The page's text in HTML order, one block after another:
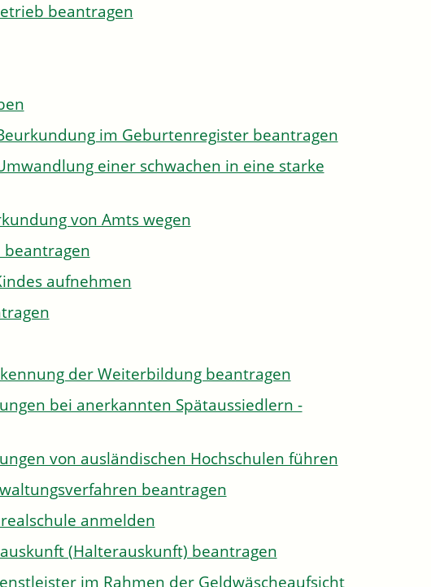
beantragen
im Geburtenregister beantragen
einer schwachen in eine starke
von Amts wegen
beantragen
aufnehmen
der Weiterbildung beantragen
bei anerkannten Spätaussiedlern -
von ausländischen Hochschulen führen
beantragen
anmelden
(Halterauskunft) beantragen
im Rahmen der Geldwäscheaufsicht